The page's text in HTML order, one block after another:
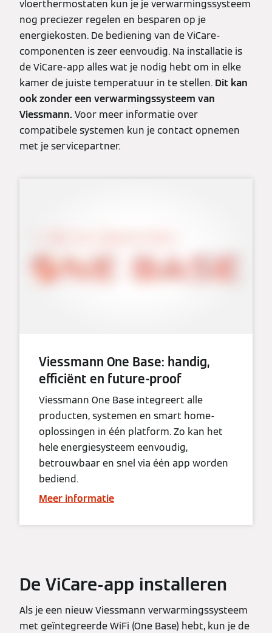
vloerthermostaten kun je je verwarmingssysteem
nog preciezer regelen en besparen op je
energiekosten. De bediening van de ViCare-
componenten is zeer eenvoudig. Na installatie is
de ViCare-app alles wat je nodig hebt om in elke
kamer de juiste temperatuur in te stellen. Dit kan
ook zonder een verwarmingssysteem van
Viessmann. Voor meer informatie over
compatibele systemen kun je contact opnemen
met je servicepartner.
Viessmann One Base: handig,
efficiënt en future-proof
Viessmann One Base integreert alle
producten, systemen en smart home-
oplossingen in één platform. Zo kan het
hele energiesysteem eenvoudig,
betrouwbaar en snel via één app worden
bediend.
Meer informatie
De ViCare-app installeren
Als je een nieuw Viessmann verwarmingssysteem
met geïntegreerde WiFi (One Base) hebt, kun je de